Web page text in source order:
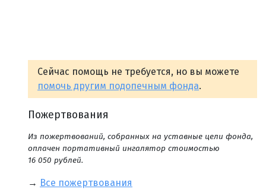
Сейчас помощь не требуется, но вы можете
помочь другим подопечным фонда.
Пожертвования
Из пожертвований, собранных на уставные цели фонда,
оплачен портативный ингалятор стоимостью
16 050 рублей.
→ Все пожертвования